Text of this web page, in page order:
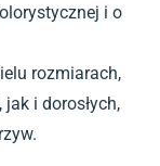
i o
rozmiarach,
i dorosłych,